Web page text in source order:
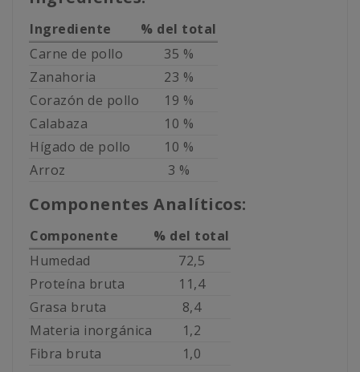
Ingrediente
% del total
Carne de pollo
35 %
Zanahoria
23 %
Corazón de pollo
19 %
Calabaza
10 %
Hígado de pollo
10 %
Arroz
3 %
Componentes Analíticos:
Componente
% del total
Humedad
72,5
Proteína bruta
11,4
Grasa bruta
8,4
Materia inorgánica
1,2
Fibra bruta
1,0